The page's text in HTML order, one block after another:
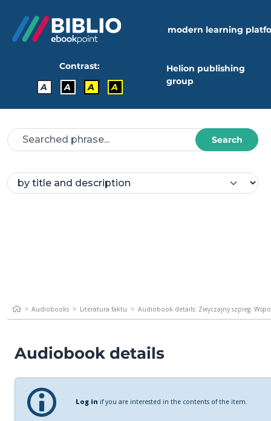
modern learning
Contrast:
A
A A A
Helion publishing
group
Search
Audiobooks Literatura faktu Audiobook details: Zwyczajny szpieg.
Audiobook details
Log in if you are interested in the contents of the item.